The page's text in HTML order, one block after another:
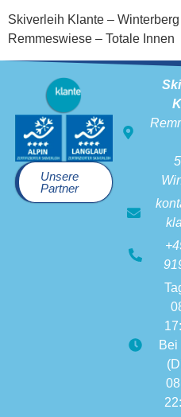
Skiverleih Klante –
Remmeswiese – Totale Innen
Bei
Unsere
Partner